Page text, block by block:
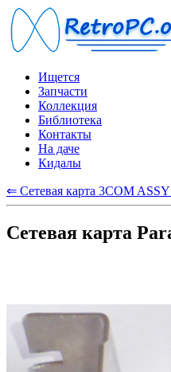
Ищется
Запчасти
Коллекция
Библиотека
Контакты
На даче
Кидалы
⇐ Сетевая карта 3COM
Сетевая карта